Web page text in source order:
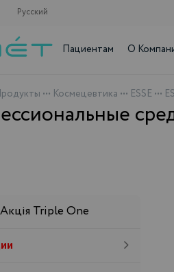
Русский
Пациентам О
••• Космецевтика ••• ESSE •••
Triple One